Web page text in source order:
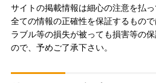
サイトの掲載情報は細心の注意を払
全ての情報の正確性を保証するもの
ラブル等の損失が被っても損害等の
ので、予めご了承下さい。